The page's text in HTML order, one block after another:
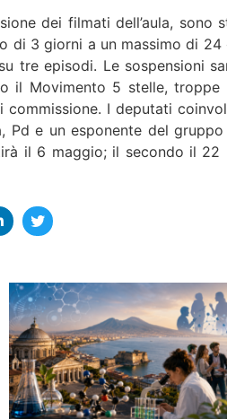
dei filmati dell’aula, sono
di 3 giorni a un massimo di
tre episodi. Le sospensioni
il Movimento 5 stelle, troppe
commissione. I deputati
Pd e un esponente del
il 6 maggio; il secondo il